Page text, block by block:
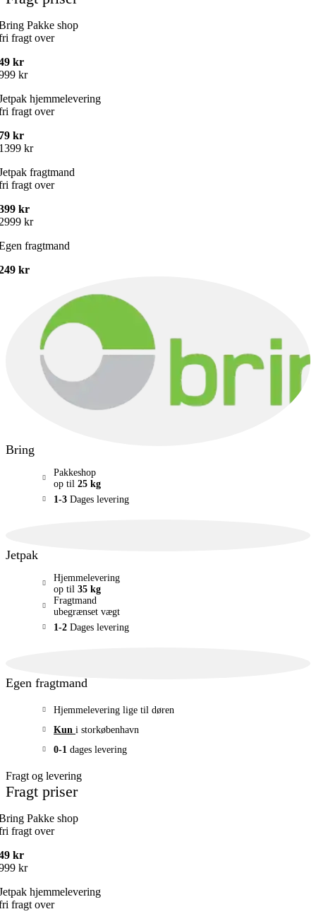
Pakke shop
fragt over
kr
kr
hjemmelevering
fragt over
kr
kr
fragtmand
fragt over
kr
kr
fragtmand
kr
Bring
Pakkeshop
op til 25 kg
1-3 Dages levering
Jetpak
Hjemmelevering
op til 35 kg
Fragtmand
ubegrænset vægt
1-2 Dages levering
Egen fragtmand
Hjemmelevering lige til døren
Kun i storkøbenhavn
0-1 dages levering
Fragt og levering
Fragt priser
Pakke shop
fragt over
kr
kr
hjemmelevering
fragt over